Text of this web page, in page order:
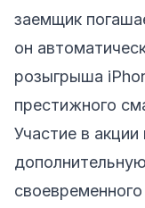
заемщик
он
розыгрыша
престижного
Участие в